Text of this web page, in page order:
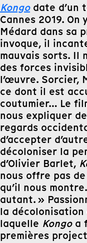
Kongodate d’un
Cannes 2019. On
Médard dans sa
invoque, il
mauvais sorts. Il
des forces
l’œuvre. Sorcier,
ce dont il est
coutumier… Le
nous expliquer
regards
d’accepter
décoloniser la
d’Olivier Barlet,
nous offre pas
qu’il nous
autant. »
la
laquelle Kongoa
premières